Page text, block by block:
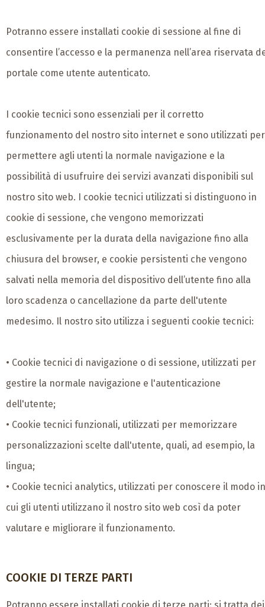
Potranno essere installati cookie di sessione al fine di
consentire l’accesso e la permanenza nell’area riservata
portale come utente autenticato.
I cookie tecnici sono essenziali per il corretto
funzionamento del nostro sito internet e sono utilizzati per
permettere agli utenti la normale navigazione e la
possibilità di usufruire dei servizi avanzati disponibili sul
nostro sito web. I cookie tecnici utilizzati si distinguono in
cookie di sessione, che vengono memorizzati
esclusivamente per la durata della navigazione fino alla
chiusura del browser, e cookie persistenti che vengono
salvati nella memoria del dispositivo dell’utente fino alla
loro scadenza o cancellazione da parte dell'utente
medesimo. Il nostro sito utilizza i seguenti cookie tecnici:
• Cookie tecnici di navigazione o di sessione, utilizzati per
gestire la normale navigazione e l'autenticazione
dell'utente;
• Cookie tecnici funzionali, utilizzati per memorizzare
personalizzazioni scelte dall'utente, quali, ad esempio, la
lingua;
• Cookie tecnici analytics, utilizzati per conoscere il modo in
cui gli utenti utilizzano il nostro sito web così da poter
valutare e migliorare il funzionamento.
COOKIE DI TERZE PARTI